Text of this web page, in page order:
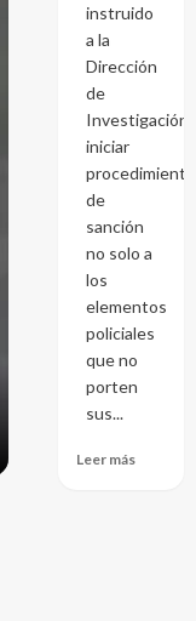
instruido
a la
Dirección
de
Investigación
iniciar
procedimientos
de
sanción
no solo a
los
elementos
policiales
que no
porten
sus...
Leer más